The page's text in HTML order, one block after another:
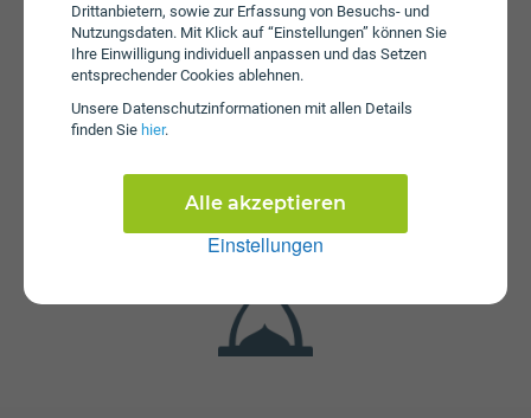
Drittanbietern, sowie zur Erfassung von Besuchs- und
Nutzungsdaten. Mit Klick auf “Einstellungen” können Sie
Ihre Einwilligung individuell anpassen und das Setzen
entsprechender Cookies ablehnen.
Unsere Daten­schutz­informationen mit allen Details
finden Sie hier.
Einstellungen
Alle akzeptieren
Fristen
Der Tarif Oja DSL Herstellaktion 165 ist ohne
Kündigungsfrist beträgt 1 Monat.